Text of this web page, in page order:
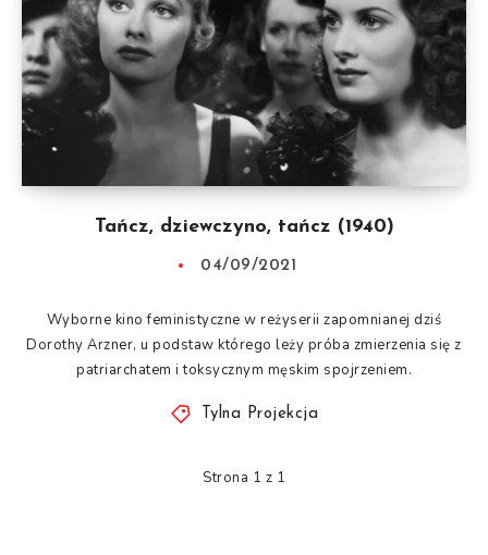
Tańcz, dziewczyno, tańcz (1940)
04/09/2021
Wyborne kino feministyczne w reżyserii zapomnianej dziś
Dorothy Arzner, u podstaw którego leży próba zmierzenia się z
patriarchatem i toksycznym męskim spojrzeniem.
Tylna Projekcja
Strona 1 z 1